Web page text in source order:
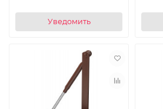
Уведомить